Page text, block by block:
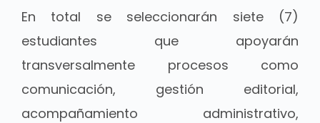
En total se seleccionarán siete (7)
estudiantes que apoyarán
transversalmente procesos como
comunicación, gestión editorial,
acompañamiento administrativo,